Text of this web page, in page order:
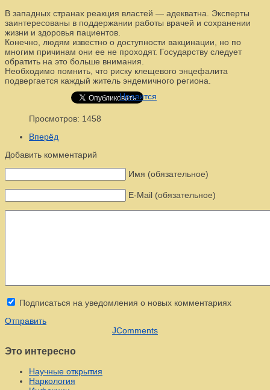
В западных странах реакция властей — адекватна. Эксперты
заинтересованы в поддержании работы врачей и сохранении
жизни и здоровья пациентов.
Конечно, людям известно о доступности вакцинации, но по
многим причинам они ее не проходят. Государству следует
обратить на это больше внимания.
Необходимо помнить, что риску клещевого энцефалита
подвергается каждый житель эндемичного региона.
Нравится
Просмотров: 1458
Вперёд
Добавить комментарий
Имя (обязательное)
E-Mail (обязательное)
Подписаться на уведомления о новых комментариях
Отправить
JComments
Это интересно
Научные открытия
Наркология